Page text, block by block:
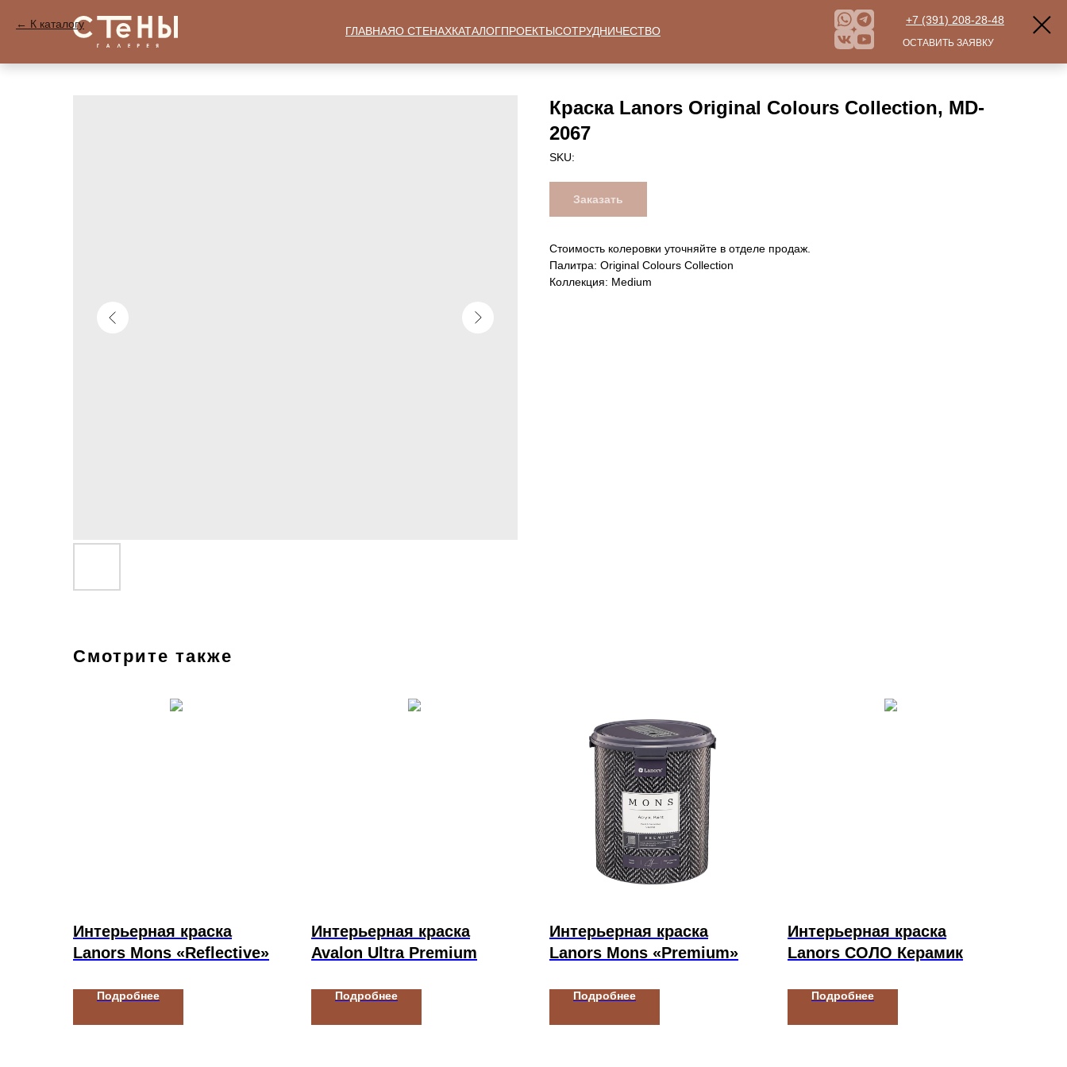
К каталогу
Краска Lanors Original Colours Collection, MD-
2067
SKU:
Заказать
Стоимость колеровки уточняйте в отделе продаж.
Палитра: Original Colours Collection
Коллекция: Medium
Смотрите также
Интерьерная краска
Lanors Mons «Reflective»
Подробнее
Интерьерная краска
Avalon Ultra Premium
Подробнее
Интерьерная краска
Lanors Mons «Premium»
Подробнее
Интерьерная краска
Lanors СОЛО Керамик
Подробнее
ГЛАВНАЯО СТЕНАХКАТАЛОГПРОЕКТЫСОТРУДНИЧЕСТВО
+7 (391) 208-28-48
ОСТАВИТЬ ЗАЯВКУ